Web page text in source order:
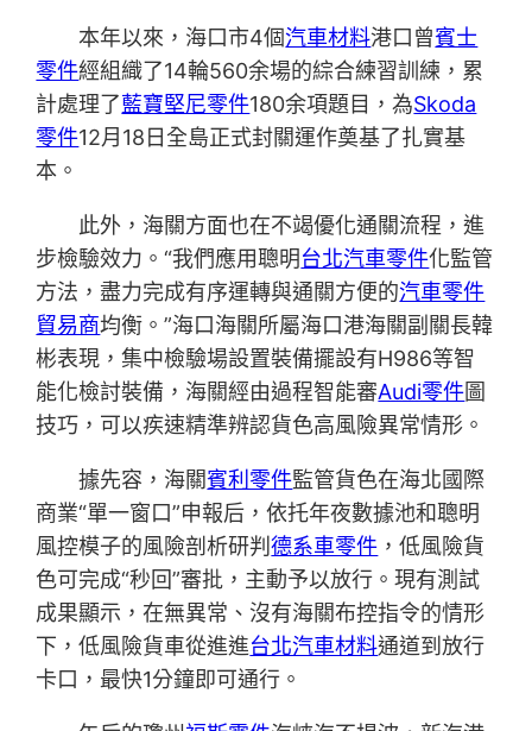
本年以來，海口市4個汽車材料港口曾賓士
零件經組織了14輪560余場的綜合練習訓練，累
計處理了藍寶堅尼零件180余項題目，為Skoda
零件12月18日全島正式封關運作奠基了扎實基
本。
此外，海關方面也在不竭優化通關流程，進
步檢驗效力。“我們應用聰明台北汽車零件化監管
方法，盡力完成有序運轉與通關方便的汽車零件
貿易商均衡。”海口海關所屬海口港海關副關長韓
彬表現，集中檢驗場設置裝備擺設有H986等智
能化檢討裝備，海關經由過程智能審Audi零件圖
技巧，可以疾速精準辨認貨色高風險異常情形。
據先容，海關賓利零件監管貨色在海北國際
商業“單一窗口”申報后，依托年夜數據池和聰明
風控模子的風險剖析研判德系車零件 ，低風險貨
色可完成“秒回”審批，主動予以放行。現有測試
成果顯示，在無異常、沒有海關布控指令的情形
下，低風險貨車從進進台北汽車材料通道到放行
卡口，最快1分鐘即可通行。